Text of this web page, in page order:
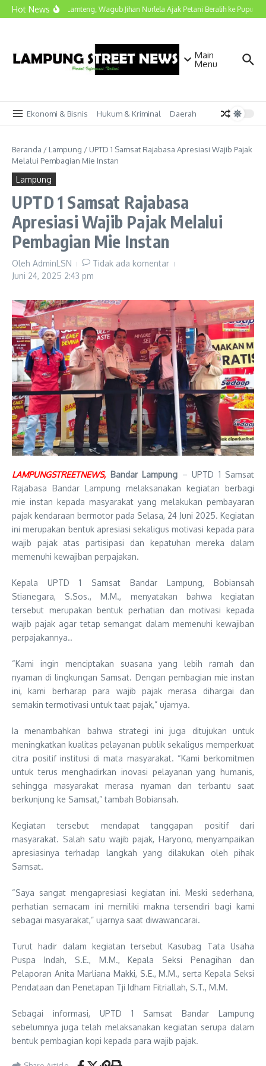
Lewati ke konten
Hot NewsKunjungi Lamteng, Wagub Jihan Nurlela Ajak Petani Beralih ke Pupuk
Main
Menu
Ekonomi & Bisnis Hukum & Kriminal Daerah
Beranda / Lampung / UPTD 1 Samsat Rajabasa Apresiasi Wajib Pajak
Melalui Pembagian Mie Instan
Lampung
UPTD 1 Samsat Rajabasa
Apresiasi Wajib Pajak Melalui
Pembagian Mie Instan
Oleh AdminLSN
Tidak ada komentar
Juni 24, 2025 2:43 pm
LAMPUNGSTREETNEWS, Bandar Lampung – UPTD 1 Samsat
Rajabasa Bandar Lampung melaksanakan kegiatan berbagi
mie instan kepada masyarakat yang melakukan pembayaran
pajak kendaraan bermotor pada Selasa, 24 Juni 2025. Kegiatan
ini merupakan bentuk apresiasi sekaligus motivasi kepada para
wajib pajak atas partisipasi dan kepatuhan mereka dalam
memenuhi kewajiban perpajakan.
Kepala UPTD 1 Samsat Bandar Lampung, Bobiansah
Stianegara, S.Sos., M.M., menyatakan bahwa kegiatan
tersebut merupakan bentuk perhatian dan motivasi kepada
wajib pajak agar tetap semangat dalam memenuhi kewajiban
perpajakannya..
“Kami ingin menciptakan suasana yang lebih ramah dan
nyaman di lingkungan Samsat. Dengan pembagian mie instan
ini, kami berharap para wajib pajak merasa dihargai dan
semakin termotivasi untuk taat pajak,” ujarnya.
Ia menambahkan bahwa strategi ini juga ditujukan untuk
meningkatkan kualitas pelayanan publik sekaligus memperkuat
citra positif institusi di mata masyarakat. “Kami berkomitmen
untuk terus menghadirkan inovasi pelayanan yang humanis,
sehingga masyarakat merasa nyaman dan terbantu saat
berkunjung ke Samsat,” tambah Bobiansah.
Kegiatan tersebut mendapat tanggapan positif dari
masyarakat. Salah satu wajib pajak, Haryono, menyampaikan
apresiasinya terhadap langkah yang dilakukan oleh pihak
Samsat.
“Saya sangat mengapresiasi kegiatan ini. Meski sederhana,
perhatian semacam ini memiliki makna tersendiri bagi kami
sebagai masyarakat,” ujarnya saat diwawancarai.
Turut hadir dalam kegiatan tersebut Kasubag Tata Usaha
Puspa Indah, S.E., M.M., Kepala Seksi Penagihan dan
Pelaporan Anita Marliana Makki, S.E., M.M., serta Kepala Seksi
Pendataan dan Penetapan Tji Idham Fitriallah, S.T., M.M.
Sebagai informasi, UPTD 1 Samsat Bandar Lampung
sebelumnya juga telah melaksanakan kegiatan serupa dalam
bentuk pembagian kopi kepada para wajib pajak.